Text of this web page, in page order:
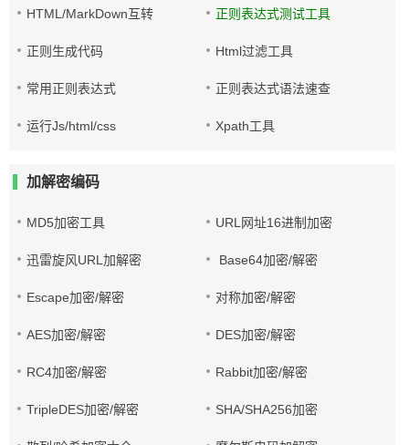
HTML/MarkDown互转 正则表达式测试工具
正则生成代码 Html过滤工具
常用正则表达式 正则表达式语法速查
运行Js/html/css Xpath工具
加解密编码
MD5加密工具 URL网址16进制加密
迅雷旋风URL加解密 Base64加密/解密
Escape加密/解密 对称加密/解密
AES加密/解密 DES加密/解密
RC4加密/解密 Rabbit加密/解密
TripleDES加密/解密 SHA/SHA256加密